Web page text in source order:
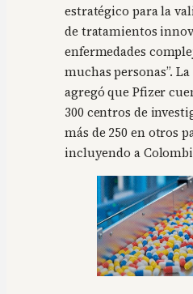
estratégico para la
de tratamientos
enfermedades
muchas personas”.
agregó que Pfizer
300 centros de
más de 250 en otros
incluyendo a